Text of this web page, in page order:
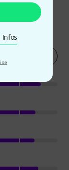
Infos